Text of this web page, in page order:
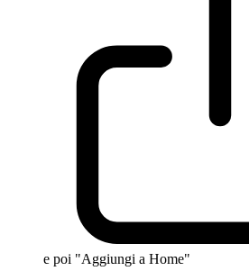
e poi "Aggiungi a Home"